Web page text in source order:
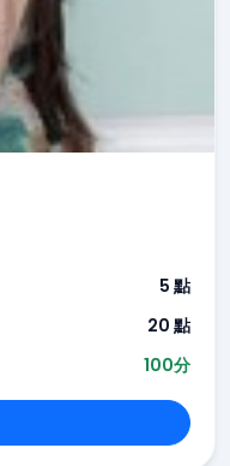
5 點
20 點
100分